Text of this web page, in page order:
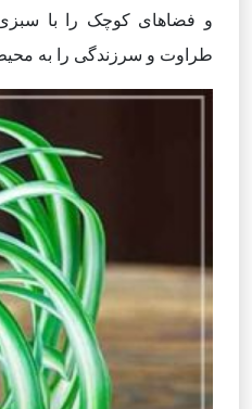
و فضاهای کوچک را با
طراوت و سرزندگی را به